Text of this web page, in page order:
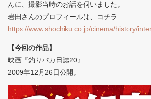
んに、撮影当時のお話を伺いました。
岩田さんのプロフィールは、コチラ
https://www.shochiku.co.jp/cinema/history/
【今回の作品】
映画『釣りバカ日誌20』
2009年12月26日公開。